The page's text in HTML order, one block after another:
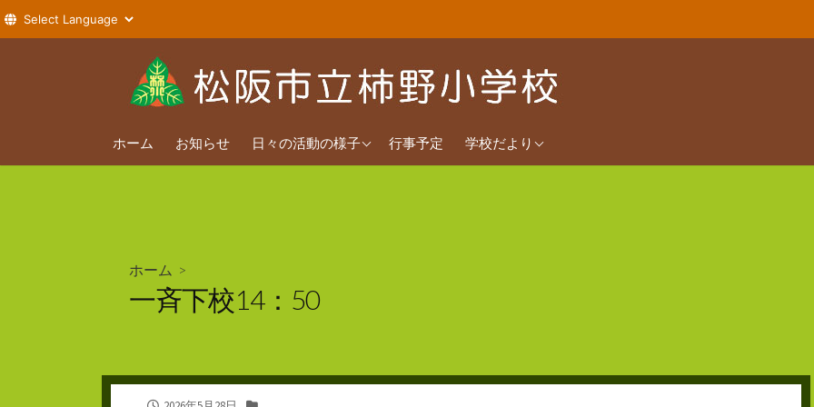
へ
ホーム お知らせ 日々の活動の様子
2026年度
行事予定 学校だより
2026年度
ホーム >
一斉下校14：50
公